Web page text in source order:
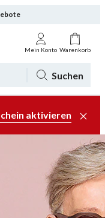
Mein Konto Warenkorb
Suchen
aktivieren